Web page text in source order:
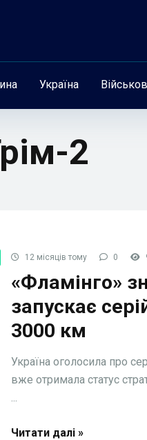
Україна
2
12 місяців тому 0
«Фламінго»
запускає
3000 км
Україна оголосила про
вже отримала статус
...
Читати далі »